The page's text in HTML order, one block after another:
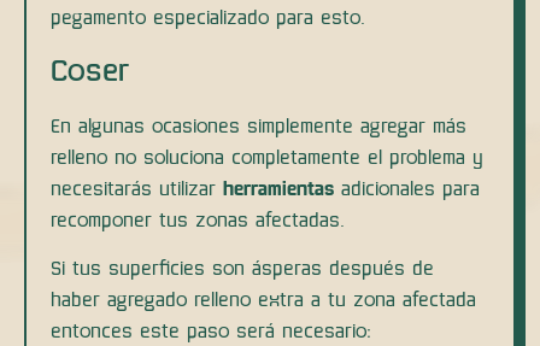
pegamento especializado para esto.
Coser
En algunas ocasiones simplemente agregar más
relleno no soluciona completamente el problema y
necesitarás utilizar herramientas adicionales para
recomponer tus zonas afectadas.
Si tus superficies son ásperas después de
haber agregado relleno extra a tu zona afectada
entonces este paso será necesario: